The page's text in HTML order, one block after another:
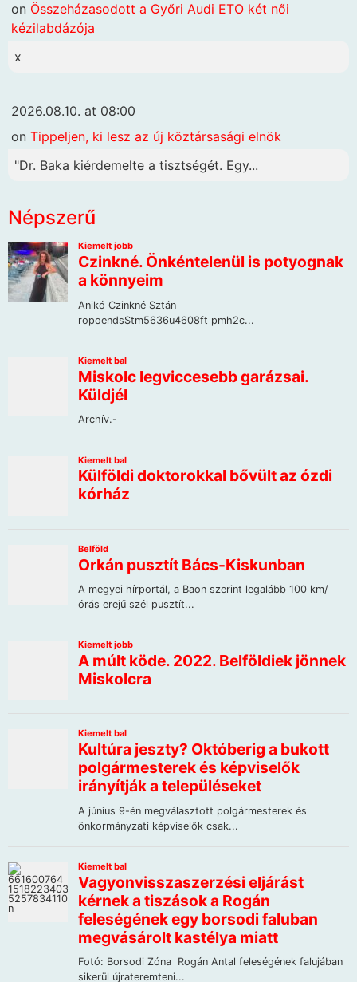
on Összeházasodott a Győri Audi ETO két női
kézilabdázója
x
2026.08.10. at 08:00
on Tippeljen, ki lesz az új köztársasági elnök
"Dr. Baka kiérdemelte a tisztségét. Egy...
Népszerű